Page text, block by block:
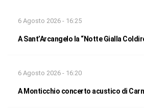
6 Agosto 2026 - 16:25
A Sant’Arcangelo la “Notte Gialla
6 Agosto 2026 - 16:20
A Monticchio concerto acustico di